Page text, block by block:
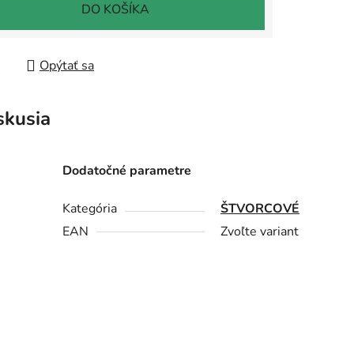
DO KOŠÍKA
Opýtať sa
Dodatočné parametre
Kategória
ŠTVORCOVÉ
EAN
Zvoľte variant